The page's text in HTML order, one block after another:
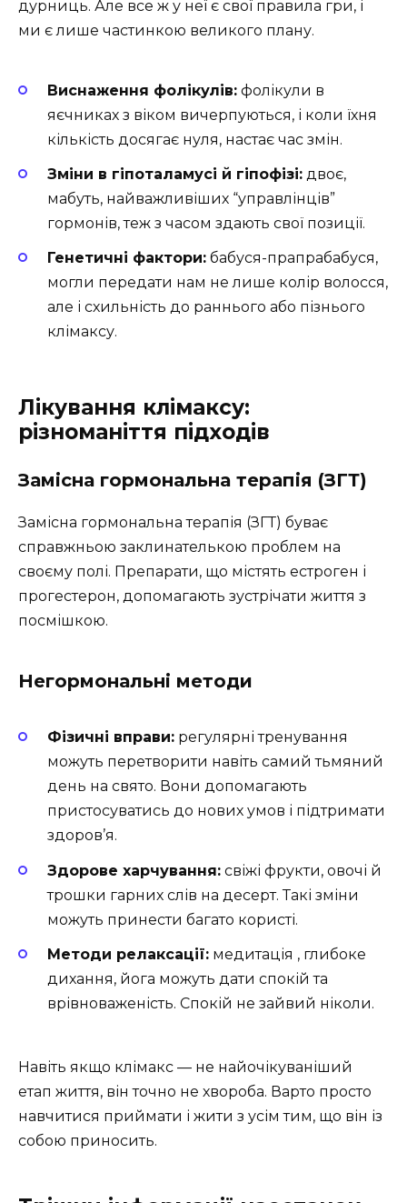
дурниць. Але все ж у неї є свої правила гри, і
ми є лише частинкою великого плану.
Виснаження фолікулів: фолікули в
яєчниках з віком вичерпуються, і коли їхня
кількість досягає нуля, настає час змін.
Зміни в гіпоталамусі й гіпофізі: двоє,
мабуть, найважливіших “управлінців”
гормонів, теж з часом здають свої позиції.
Генетичні фактори: бабуся-прапрабабуся,
могли передати нам не лише колір волосся,
але і схильність до раннього або пізнього
клімаксу.
Лікування клімаксу:
різноманіття підходів
Замісна гормональна терапія (ЗГТ)
Замісна гормональна терапія (ЗГТ) буває
справжньою заклинателькою проблем на
своєму полі. Препарати, що містять естроген і
прогестерон, допомагають зустрічати життя з
посмішкою.
Негормональні методи
Фізичні вправи: регулярні тренування
можуть перетворити навіть самий тьмяний
день на свято. Вони допомагають
пристосуватись до нових умов і підтримати
здоров’я.
Здорове харчування: свіжі фрукти, овочі й
трошки гарних слів на десерт. Такі зміни
можуть принести багато користі.
Методи релаксації: медитація , глибоке
дихання, йога можуть дати спокій та
врівноваженість. Спокій не зайвий ніколи.
Навіть якщо клімакс — не найочікуваніший
етап життя, він точно не хвороба. Варто просто
навчитися приймати і жити з усім тим, що він із
собою приносить.